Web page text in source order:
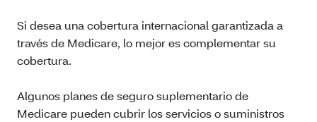
Si desea una cobertura internacional garantizada a
través de Medicare, lo mejor es complementar su
cobertura.
Algunos planes de seguro suplementario de
Medicare pueden cubrir los servicios o suministros